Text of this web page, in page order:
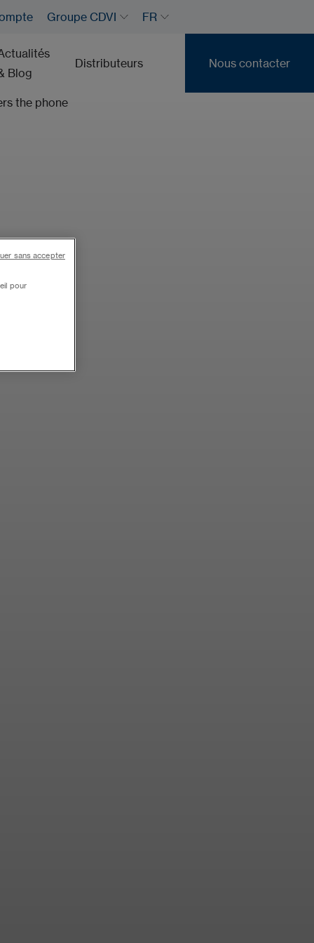
Groupe CDVI FR
Blog
Distributeurs Nous contacter
pour
sans accepter